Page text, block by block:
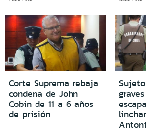
Corte Suprema rebaja
condena de John
Cobin de 11 a 6 años
de prisión